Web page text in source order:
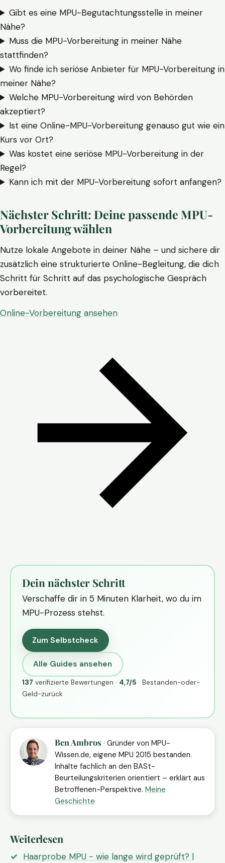
Gibt es eine MPU-Begutachtungsstelle in meiner
Nähe?
Muss die MPU-Vorbereitung in meiner Nähe
stattfinden?
Wo finde ich seriöse Anbieter für MPU-Vorbereitung in
meiner Nähe?
Welche MPU-Vorbereitung wird von Behörden
akzeptiert?
Ist eine Online-MPU-Vorbereitung genauso gut wie ein
Kurs vor Ort?
Was kostet eine seriöse MPU-Vorbereitung in der
Regel?
Kann ich mit der MPU-Vorbereitung sofort anfangen?
Nächster Schritt: Deine passende MPU-
Vorbereitung wählen
Nutze lokale Angebote in deiner Nähe – und sichere dir
zusätzlich eine strukturierte Online-Begleitung, die dich
Schritt für Schritt auf das psychologische Gespräch
vorbereitet.
Online-Vorbereitung ansehen
Dein nächster Schritt
Verschaffe dir in 5 Minuten Klarheit, wo du im
MPU-Prozess stehst.
Zum Selbstcheck
Alle Guides ansehen
137 verifizierte Bewertungen · 4,7/5 · Bestanden-oder-
Geld-zurück
Ben Ambros · Gründer von MPU-
Wissen.de, eigene MPU 2015 bestanden.
Inhalte fachlich an den BASt-
Beurteilungskriterien orientiert – erklärt aus
Betroffenen-Perspektive. Meine
Geschichte
Weiterlesen
Haarprobe MPU - wie lange wird geprüft? |